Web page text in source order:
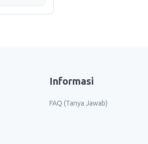
Informasi
FAQ (Tanya Jawab)